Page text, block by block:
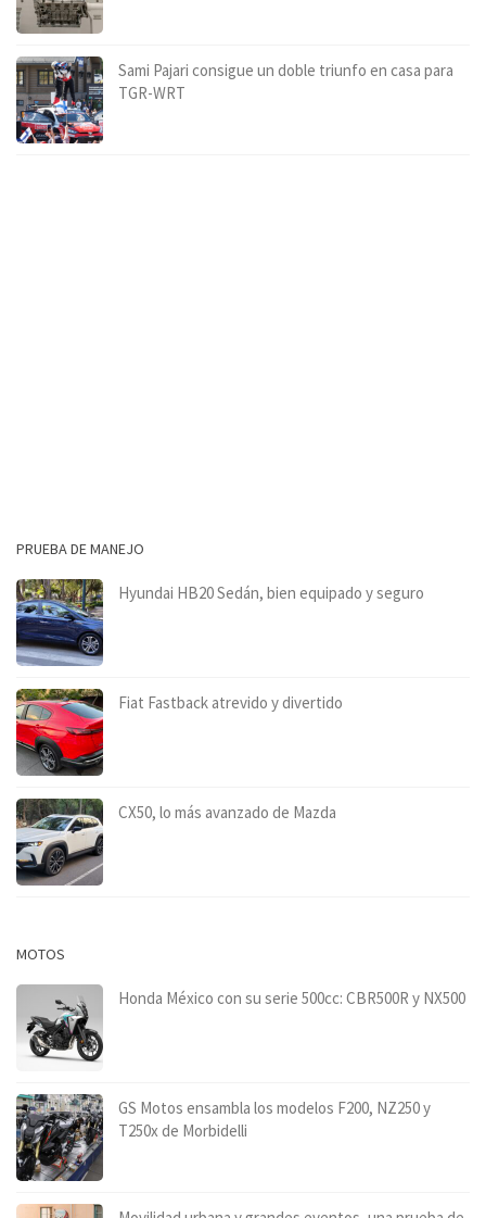
Sami Pajari consigue un doble triunfo en casa para
TGR-WRT
PRUEBA DE MANEJO
Hyundai HB20 Sedán, bien equipado y seguro
Fiat Fastback atrevido y divertido
CX50, lo más avanzado de Mazda
MOTOS
Honda México con su serie 500cc: CBR500R y NX500
GS Motos ensambla los modelos F200, NZ250 y
T250x de Morbidelli